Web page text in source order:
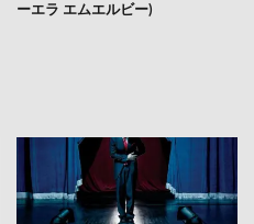
ーエラ エムエルビー)